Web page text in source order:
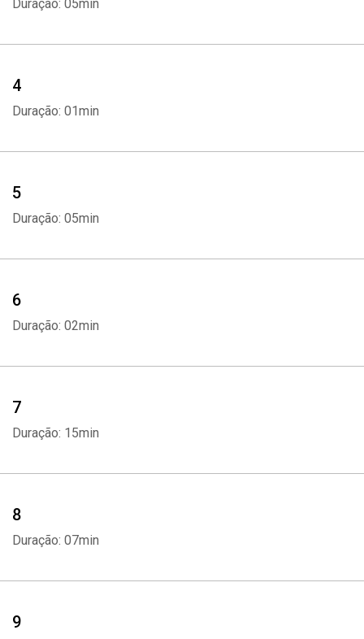
Duração: 05min
4
Duração: 01min
5
Duração: 05min
6
Duração: 02min
7
Duração: 15min
8
Duração: 07min
9